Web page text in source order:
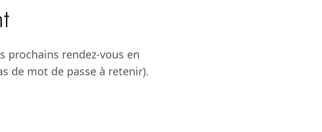
prochains rendez-vous en
de mot de passe à retenir).